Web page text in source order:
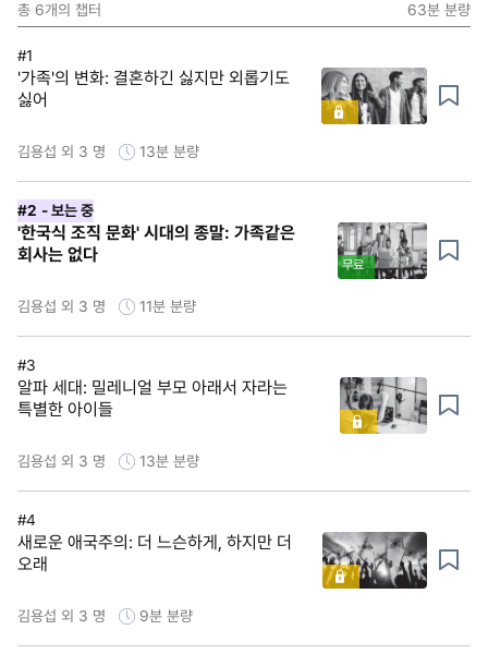
총 6개의 챕터 63분 분량
#1
'가족'의 변화: 결혼하긴 싫지만 외롭기도
싫어
김용섭 외 3 명 13분 분량
#2 - 보는 중
'한국식 조직 문화' 시대의 종말: 가족같은
회사는 없다
무료
김용섭 외 3 명 11분 분량
#3
알파 세대: 밀레니얼 부모 아래서 자라는
특별한 아이들
김용섭 외 3 명 13분 분량
#4
새로운 애국주의: 더 느슨하게, 하지만 더
오래
김용섭 외 3 명 9분 분량